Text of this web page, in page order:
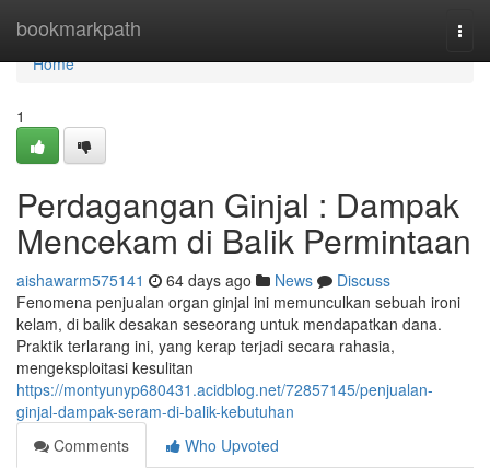
bookmarkpath
Home
Home
1
Perdagangan Ginjal : Dampak
Mencekam di Balik Permintaan
aishawarm575141 64 days ago News
Discuss
Fenomena penjualan organ ginjal ini memunculkan sebuah ironi
kelam, di balik desakan seseorang untuk mendapatkan dana.
Praktik terlarang ini, yang kerap terjadi secara rahasia,
mengeksploitasi kesulitan
https://montyunyp680431.acidblog.net/72857145/penjualan-
ginjal-dampak-seram-di-balik-kebutuhan
Comments
Who Upvoted